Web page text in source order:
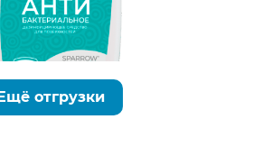
отгрузки